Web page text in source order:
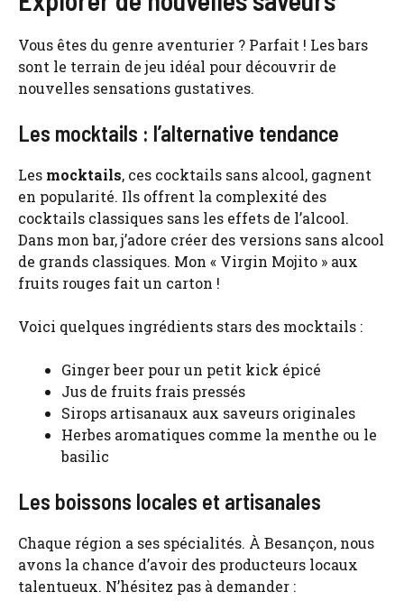
Vous êtes du genre aventurier ? Parfait ! Les bars
sont le terrain de jeu idéal pour découvrir de
nouvelles sensations gustatives.
Les mocktails : l’alternative tendance
Les mocktails, ces cocktails sans alcool, gagnent
en popularité. Ils offrent la complexité des
cocktails classiques sans les effets de l’alcool.
Dans mon bar, j’adore créer des versions sans alcool
de grands classiques. Mon « Virgin Mojito » aux
fruits rouges fait un carton !
Voici quelques ingrédients stars des mocktails :
Ginger beer pour un petit kick épicé
Jus de fruits frais pressés
Sirops artisanaux aux saveurs originales
Herbes aromatiques comme la menthe ou le
basilic
Les boissons locales et artisanales
Chaque région a ses spécialités. À Besançon, nous
avons la chance d’avoir des producteurs locaux
talentueux. N’hésitez pas à demander :